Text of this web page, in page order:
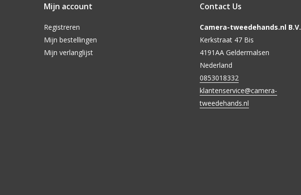
Mijn account
Registreren
Mijn bestellingen
Mijn verlanglijst
Contact Us
Camera-tweedehands.nl B.V.
Kerkstraat 47 Bis
4191AA Geldermalsen
Nederland
0853018332
klantenservice@camera-
tweedehands.nl